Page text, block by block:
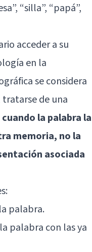
“silla”, “papá”,
acceder a su
en la
se considera
de una
cuando la palabra la
memoria, no la
asociada
palabra.
palabra con las ya